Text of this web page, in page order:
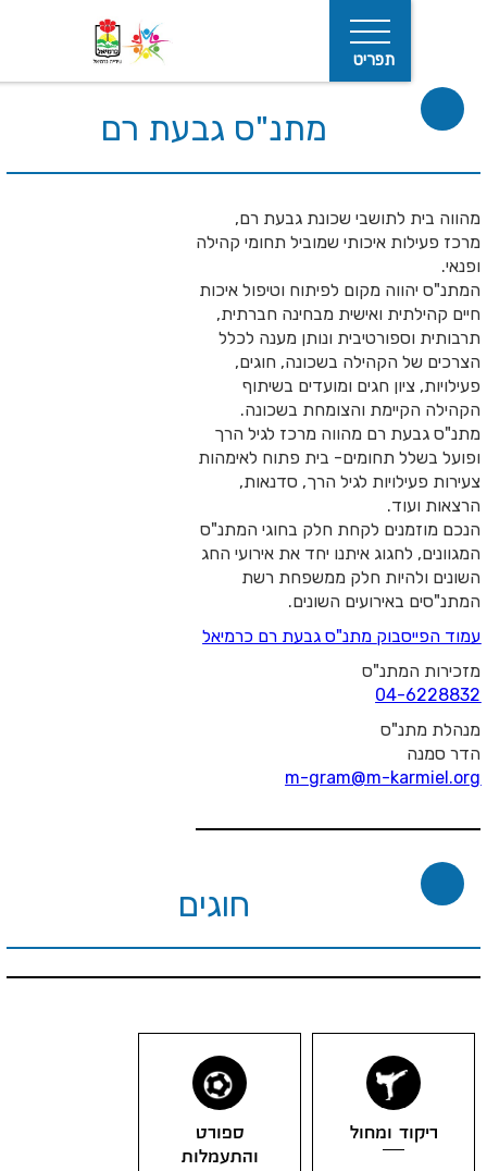
מתנ"ס גבעת רם
לתושבי שכונת גבעת רם,
איכותי שמוביל תחומי קהילה
מקום לפיתוח וטיפול איכות
ואישית מבחינה חברתית,
ונותן מענה לכלל
הקהילה בשכונה, חוגים,
חגים ומועדים בשיתוף
והצומחת בשכונה.
רם מהווה מרכז לגיל הרך
תחומים- בית פתוח לאימהות
לגיל הרך, סדנאות,
לקחת חלק בחוגי המתנ"ס
איתנו יחד את אירועי החג
חלק ממשפחת רשת
השונים.
מתנ"ס גבעת רם כרמיאל
04-
"ס
m-gram@m-
ומחול
והתעמלות